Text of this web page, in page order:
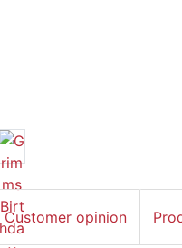
Customer opinion